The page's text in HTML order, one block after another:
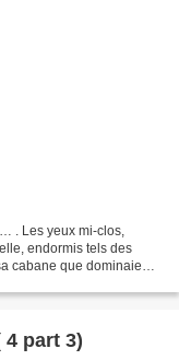
. Les yeux mi-clos,
endormis tels des
cabane que dominaient
part 3)